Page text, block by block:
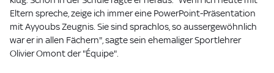
Eltern spreche, zeige ich immer eine PowerPoint-Präsentation
mit Ayyoubs Zeugnis. Sie sind sprachlos, so aussergewöhnlich
war er in allen Fächern", sagte sein ehemaliger Sportlehrer
Olivier Omont der "Équipe".